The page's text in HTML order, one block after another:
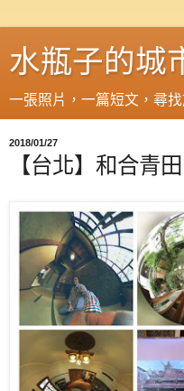
水瓶子的城
一張照片，一篇短文，尋找
2018/01/27
【台北】和合青